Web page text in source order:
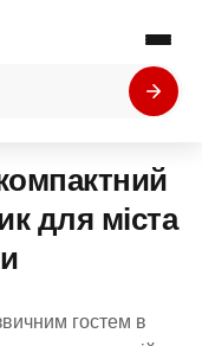
для міста
гостем в